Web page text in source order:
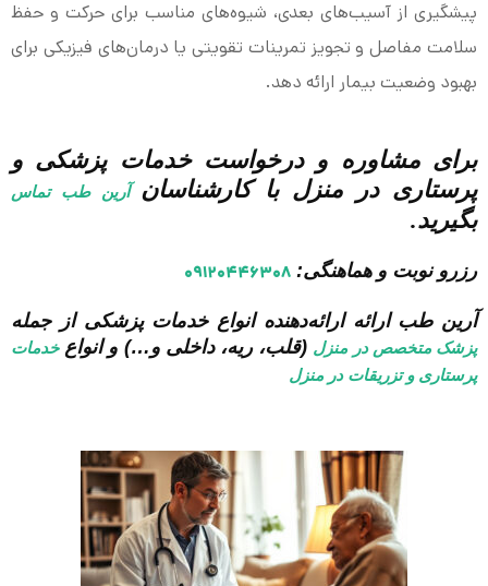
پیشگیری از آسیب‌های بعدی، شیوه‌های مناسب برای حرکت و حفظ
سلامت مفاصل و تجویز تمرینات تقویتی یا درمان‌های فیزیکی برای
بهبود وضعیت بیمار ارائه دهد.
برای مشاوره و درخواست خدمات پزشکی و
پرستاری در منزل با کارشناسانآرین طب تماس
بگیرید.
رزرو نوبت و هماهنگی: ۰۹۱۲۰۴۴۶۳۰۸
آرین طب ارائه ارائه‌دهنده انواع خدمات پزشکی از جمله
پزشک متخصص در منزل (قلب، ریه، داخلی و…) و انواع خدمات
پرستاری و تزریقات در منزل